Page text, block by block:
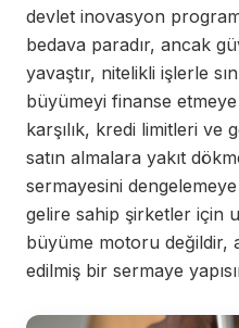
devlet inovasyon
bedava paradır, ancak
yavaştır, nitelikli işlerle
büyümeyi finanse
karşılık, kredi limitleri ve
satın almalara yakıt
sermayesini
gelire sahip şirketler için
büyüme motoru değildir,
edilmiş bir sermaye